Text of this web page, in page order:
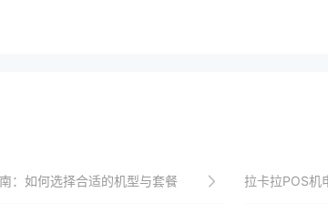
：如何选择合适的机型与套餐 拉卡拉POS机